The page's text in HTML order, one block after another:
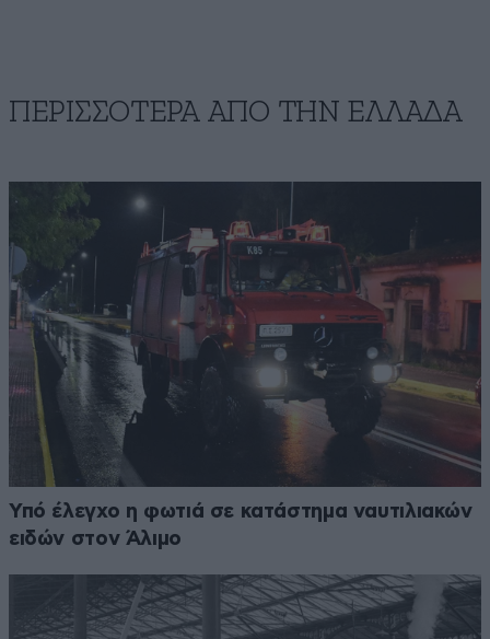
ΠΕΡΙΣΣΟΤΕΡΑ ΑΠΟ ΤΗΝ ΕΛΛΑΔΑ
Υπό έλεγχο η φωτιά σε κατάστημα ναυτιλιακών
ειδών στον Άλιμο